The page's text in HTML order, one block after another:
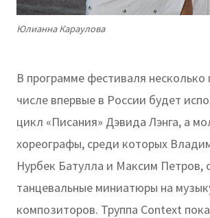
Юлианна Караулова
В программе фестиваля несколько
числе впервые в России будет
цикл «Писания» Дэвида Лэнга, а
хореографы, среди которых
Нурбек Батулла и Максим Петров,
танцевальные миниатюры на
композиторов. Труппа Context